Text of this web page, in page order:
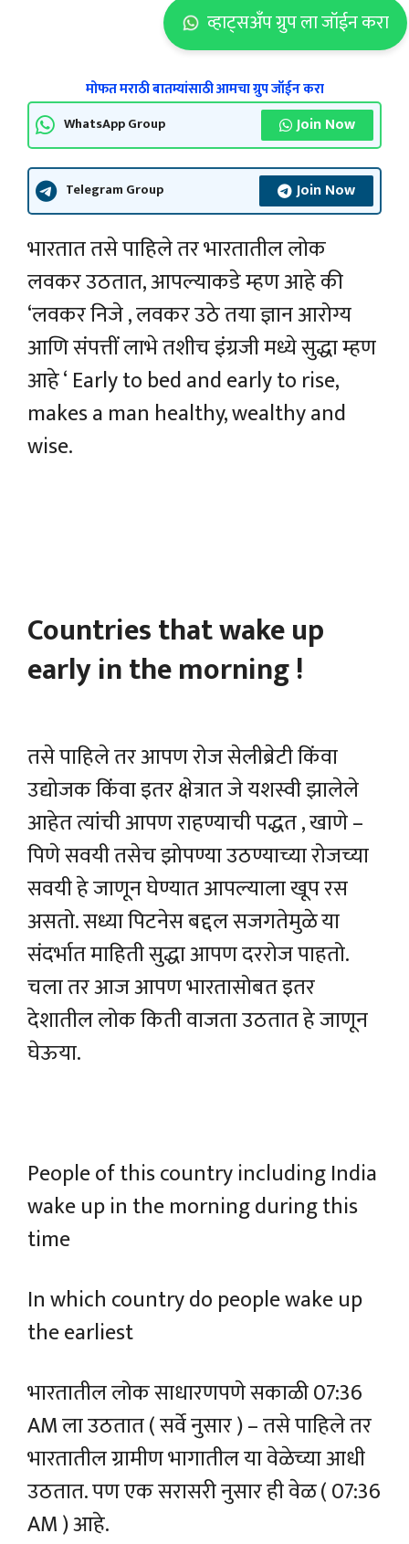
मोफत मराठी बातम्यांसाठी आमचा ग्रुप जॉईन करा
WhatsApp Group Join Now
Telegram Group Join Now
भारतात तसे पाहिले तर भारतातील लोक
लवकर उठतात, आपल्याकडे म्हण आहे की
‘लवकर निजे , लवकर उठे तया ज्ञान आरोग्य
आणि संपत्तीं लाभे तशीच इंग्रजी मध्ये सुद्धा म्हण
आहे ‘ Early to bed and early to rise,
makes a man healthy, wealthy and
wise.
Countries that wake up
early in the morning !
तसे पाहिले तर आपण रोज सेलीब्रेटी किंवा
उद्योजक किंवा इतर क्षेत्रात जे यशस्वी झालेले
आहेत त्यांची आपण राहण्याची पद्धत , खाणे –
पिणे सवयी तसेच झोपण्या उठण्याच्या रोजच्या
सवयी हे जाणून घेण्यात आपल्याला खूप रस
असतो. सध्या पिटनेस बद्दल सजगतेमुळे या
संदर्भात माहिती सुद्धा आपण दररोज पाहतो.
चला तर आज आपण भारतासोबत इतर
देशातील लोक किती वाजता उठतात हे जाणून
घेऊया.
People of this country including India
wake up in the morning during this
time
In which country do people wake up
the earliest
भारतातील लोक साधारणपणे सकाळी 07:36
AM ला उठतात ( सर्वे नुसार ) – तसे पाहिले तर
भारतातील ग्रामीण भागातील या वेळेच्या आधी
उठतात. पण एक सरासरी नुसार ही वेळ ( 07:36
AM ) आहे.
व्हाट्सअँप ग्रुप ला जॉईन करा